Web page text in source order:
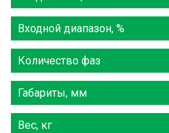
800 1000 1250
2000 2500
Входной диапазон, %
Количество фаз
Габариты, мм
Вес, кг